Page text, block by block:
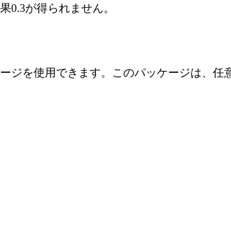
0.3が得られません。
ジを使用できます。このパッケージは、任